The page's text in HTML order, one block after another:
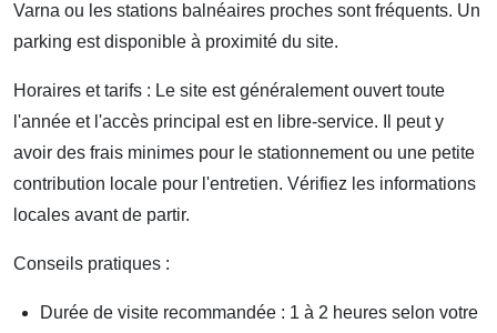
Varna ou les stations balnéaires proches sont fréquents. Un
parking est disponible à proximité du site.
Horaires et tarifs : Le site est généralement ouvert toute
l'année et l'accès principal est en libre-service. Il peut y
avoir des frais minimes pour le stationnement ou une petite
contribution locale pour l'entretien. Vérifiez les informations
locales avant de partir.
Conseils pratiques :
Durée de visite recommandée : 1 à 2 heures selon votre